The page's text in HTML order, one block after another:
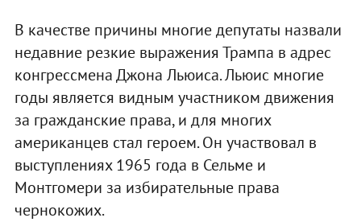
В качестве причины многие депутаты назвали
недавние резкие выражения Трампа в адрес
конгрессмена Джона Льюиса. Льюис многие
годы является видным участником движения
за гражданские права, и для многих
американцев стал героем. Он участвовал в
выступлениях 1965 года в Сельме и
Монтгомери за избирательные права
чернокожих.